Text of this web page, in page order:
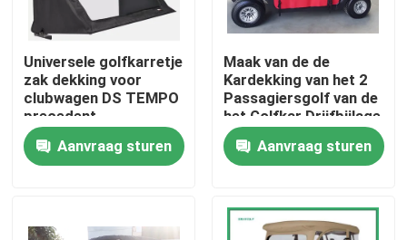
Huis
Universele golfkarretje
zak dekking voor
clubwagen DS TEMPO
precedent
Aanvraag sturen
Maak van de de
Kardekking van het 2
Passagiersgolf van de
het Golfkar Drijfbijlage
2 Seater waterdicht
Aanvraag sturen